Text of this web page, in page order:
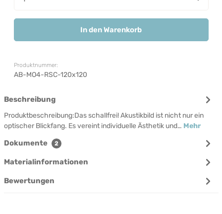
In den Warenkorb
Produktnummer:
AB-MO4-RSC-120x120
Beschreibung
Produktbeschreibung:Das schallfrei! Akustikbild ist nicht nur ein
optischer Blickfang. Es vereint individuelle Ästhetik und… Mehr
Dokumente 2
Materialinformationen
Bewertungen